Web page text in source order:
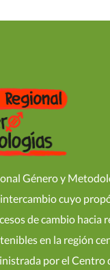
Género y
cuyo
de cambio hacia
en la región
por el Centro